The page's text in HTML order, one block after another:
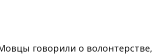
говорили о волонтерстве,